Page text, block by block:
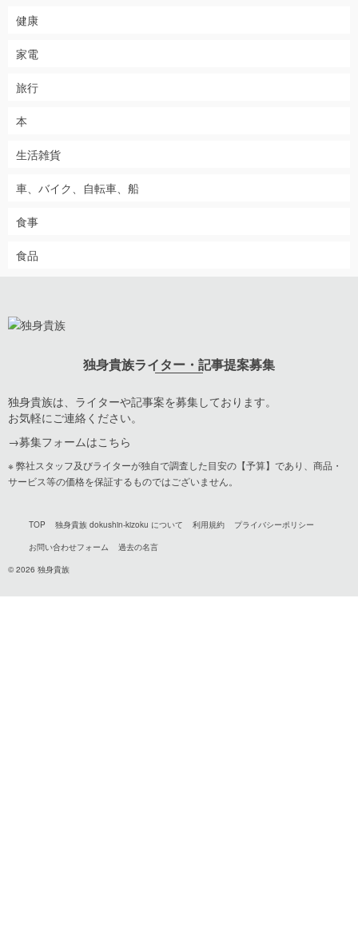
健康
家電
旅行
本
生活雑貨
車、バイク、自転車、船
食事
食品
独身貴族ライター・記事提案募集
独身貴族は、ライターや記事案を募集しております。
お気軽にご連絡ください。
→募集フォームはこちら
※ 弊社スタッフ及びライターが独自で調査した目安の【予算】であり、商品・
サービス等の価格を保証するものではございません。
TOP 独身貴族 dokushin-kizoku について 利用規約
プライバシーポリシー
お問い合わせフォーム
過去の名言
© 2026 独身貴族